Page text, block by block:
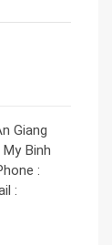
Giang
Binh
:
: